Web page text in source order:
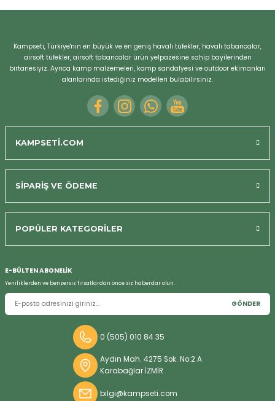
Kampseti, Türkiye'nin en büyük ve en geniş havalı tüfekler, havalı tabancalar,
airsoft tüfekler, airsoft tabancalar ürün yelpazesine sahip bayilerinden
birtanesiyiz. Ayrıca kamp malzemeleri, kamp sandalyesi ve outdoor ekimanları
alanlarında istediğiniz modelleri bulabilirsiniz.
KAMPSETİ.COM
SİPARİŞ VE ÖDEME
POPÜLER KATEGORİLER
E-BÜLTEN ABONELİK
Yeniliklerden ve benzersiz fırsatlardan önce siz haberdar olun.
GÖNDER
0 (505) 010 84 35
Aydın Mah. 4275 Sok. No:2 A
Karabağlar İZMİR
bilgi@kampseti.com
Bizi Arayın